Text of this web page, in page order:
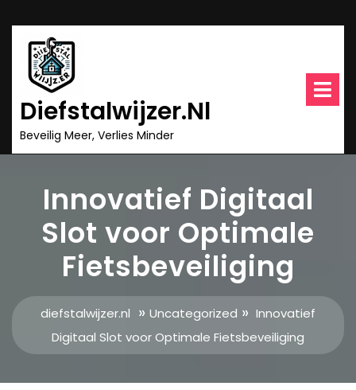
naar
inhoud
Diefstalwijzer.nl
Beveilig Meer, Verlies Minder
Innovatief Digitaal
Slot voor Optimale
Fietsbeveiliging
diefstalwijzer.nl » Uncategorized » Innovatief
Digitaal Slot voor Optimale Fietsbeveiliging